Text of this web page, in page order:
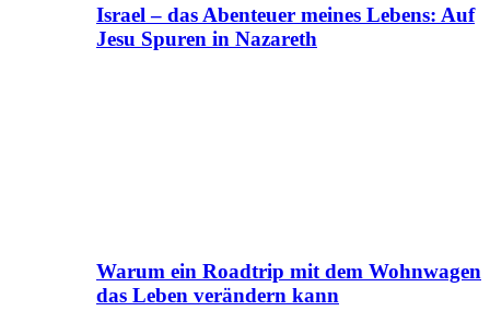
Israel – das Abenteuer meines Lebens: Auf
Jesu Spuren in Nazareth
Warum ein Roadtrip mit dem Wohnwagen
das Leben verändern kann